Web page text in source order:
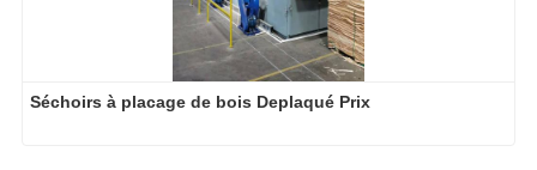
Séchoirs à placage de bois Deplaqué Prix